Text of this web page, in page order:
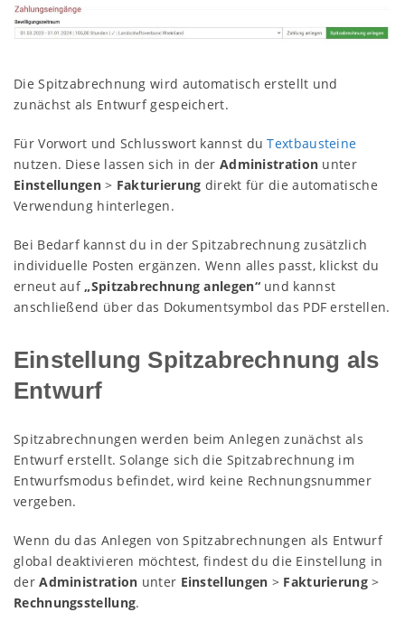
Die Spitzabrechnung wird automatisch erstellt und
zunächst als Entwurf gespeichert.
Für Vorwort und Schlusswort kannst duTextbausteine
nutzen. Diese lassen sich in der Administration unter
Einstellungen> Fakturierung direkt für die automatische
Verwendung hinterlegen.
Bei Bedarf kannst du in der Spitzabrechnung zusätzlich
individuelle Posten ergänzen. Wenn alles passt, klickst du
erneut auf„Spitzabrechnung anlegen“und kannst
anschließend über das Dokumentsymbol das PDF erstellen.
Einstellung Spitzabrechnung als
Entwurf
Spitzabrechnungen werden beim Anlegen zunächst als
Entwurf erstellt. Solange sich die Spitzabrechnung im
Entwurfsmodus befindet, wird keine Rechnungsnummer
vergeben.
Wenn du das Anlegen von Spitzabrechnungen als Entwurf
global deaktivieren möchtest, findest du die Einstellung in
derAdministration unter Einstellungen > Fakturierung>
Rechnungsstellung.